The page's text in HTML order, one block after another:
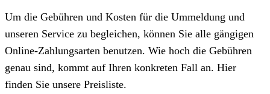
Um die Gebühren und Kosten für die Ummeldung und
unseren Service zu begleichen, können Sie alle gängigen
Online-Zahlungsarten benutzen. Wie hoch die Gebühren
genau sind, kommt auf Ihren konkreten Fall an. Hier
finden Sie unsere Preisliste.